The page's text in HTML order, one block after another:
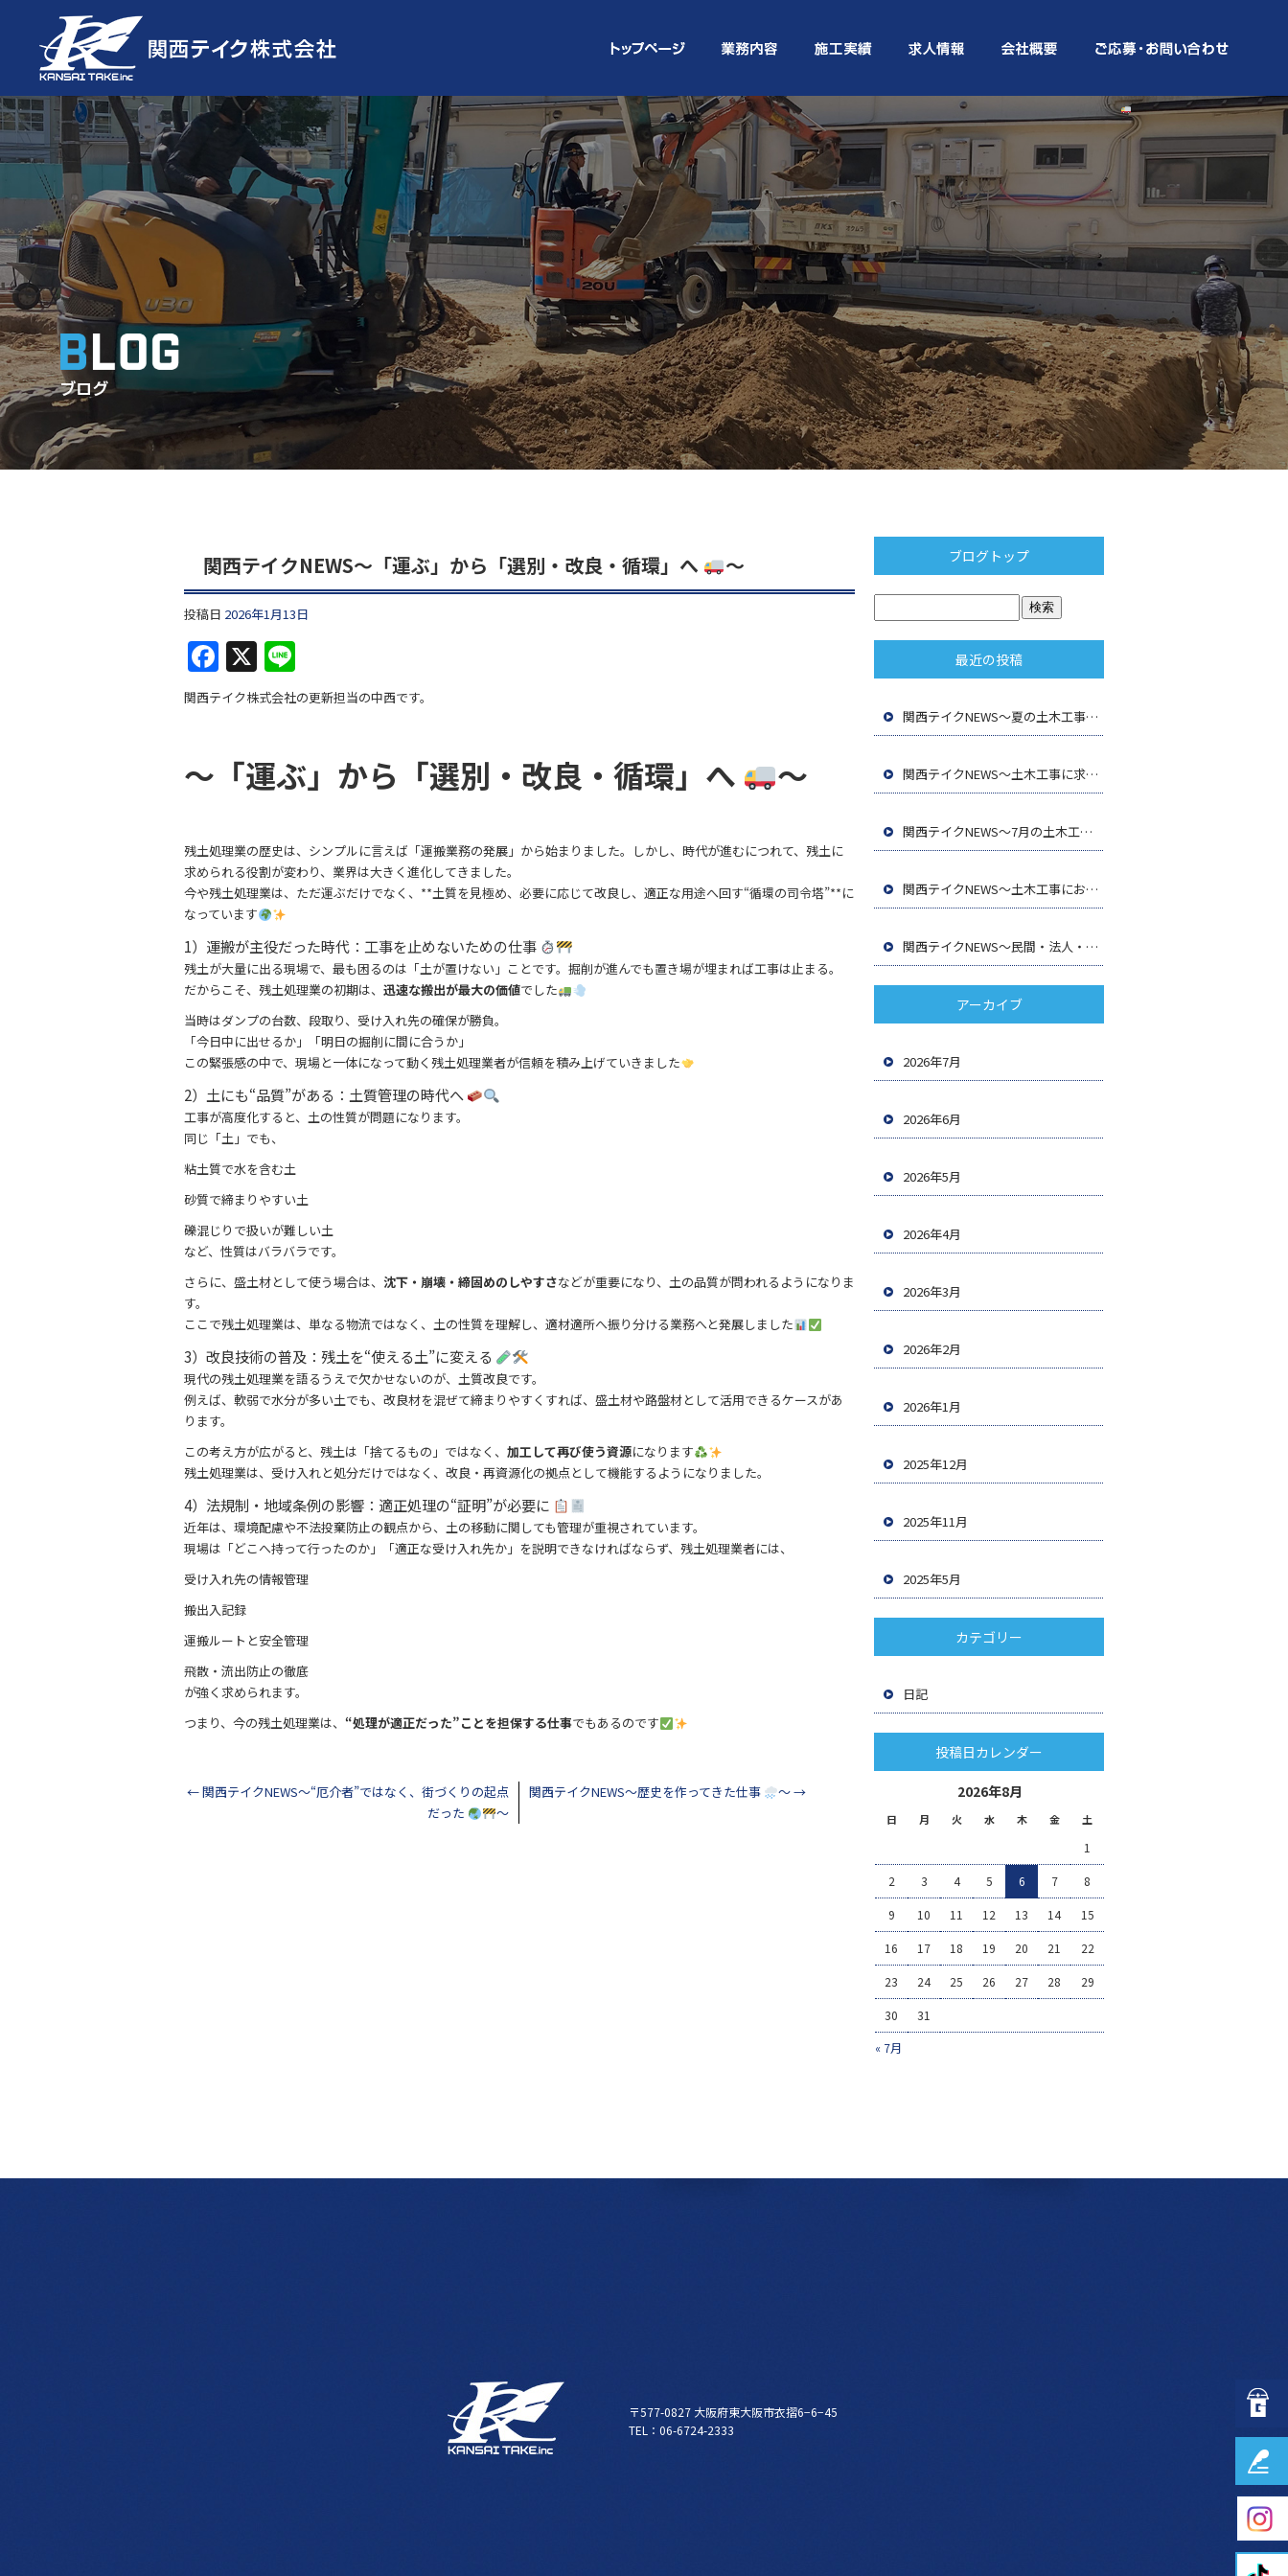
関西テイクNEWS～「運ぶ」から「選別・改良・循環」へ ～|関西テイク株式会社
関西テイクNEWS～「運ぶ」から「選別・改良・循環」へ ～
投稿日 2026年1月13日
F
a
c
e
b
o
k
X
n
e
関西テイク株式会社の更新担当の中西です。
～「運ぶ」から「選別・改良・循環」へ ～
残土処理業の歴史は、シンプルに言えば「運搬業務の発展」から始まりました。しかし、時代が進むにつれて、残土に
求められる役割が変わり、業界は大きく進化してきました。
今や残土処理業は、ただ運ぶだけでなく、**土質を見極め、必要に応じて改良し、適正な用途へ回す“循環の司令塔”**に
なっています
1）運搬が主役だった時代：工事を止めないための仕事
残土が大量に出る現場で、最も困るのは「土が置けない」ことです。掘削が進んでも置き場が埋まれば工事は止まる。
だからこそ、残土処理業の初期は、 迅速な搬出が最大の価値でした
当時はダンプの台数、段取り、受け入れ先の確保が勝負。
「今日中に出せるか」「明日の掘削に間に合うか」
この緊張感の中で、現場と一体になって動く残土処理業者が信頼を積み上げていきました
2）土にも“品質”がある：土質管理の時代へ
工事が高度化すると、土の性質が問題になります。
同じ「土」でも、
粘土質で水を含む土
砂質で締まりやすい土
礫混じりで扱いが難しい土
など、性質はバラバラです。
さらに、盛土材として使う場合は、 沈下・崩壊・締固めのしやすさなどが重要になり、土の品質が問われるようになりま
す。
ここで残土処理業は、単なる物流ではなく、土の性質を理解し、適材適所へ振り分ける業務へと発展しました
3）改良技術の普及：残土を“使える土”に変える
現代の残土処理業を語るうえで欠かせないのが、土質改良です。
例えば、軟弱で水分が多い土でも、改良材を混ぜて締まりやすくすれば、盛土材や路盤材として活用できるケースがあ
ります。
この考え方が広がると、残土は「捨てるもの」ではなく、 加工して再び使う資源になります
残土処理業は、受け入れと処分だけではなく、改良・再資源化の拠点として機能するようになりました。
4）法規制・地域条例の影響：適正処理の“証明”が必要に
近年は、環境配慮や不法投棄防止の観点から、土の移動に関しても管理が重視されています。
現場は「どこへ持って行ったのか」「適正な受け入れ先か」を説明できなければならず、残土処理業者には、
受け入れ先の情報管理
搬出入記録
運搬ルートと安全管理
飛散・流出防止の徹底
が強く求められます。
つまり、今の残土処理業は、 “処理が適正だった”ことを担保する仕事でもあるのです
←関西テイクNEWS～“厄介者”ではなく、街づくりの起点
だった
～
関西テイクNEWS～歴史を作ってきた仕事 ～→
ブログトップ
最近の投稿
関西テイクNEWS～夏の土木工事で大切な暑さ対策と施工管理
関西テイクNEWS～土木工事に求められる専門性とは
関西テイクNEWS～7月の土木工事で気をつけたいポイント
関西テイクNEWS～土木工事における安全管理の大切さ
関西テイクNEWS～民間・法人・行政から求められる～
アーカイブ
2026年7月
2026年6月
2026年5月
2026年4月
2026年3月
2026年2月
2026年1月
2025年12月
2025年11月
2025年5月
カテゴリー
日記
投稿日カレンダー
2026年8月
日 月 火 水 木 金 土
« 7月
1
2 3 4 5 6 7 8
9 10 11 12 13 14 15
16 17 18 19 20 21 22
23 24 25 26 27 28 29
30 31
〒577-0827 大阪府東大阪市衣摺6−6−45
TEL：06-6724-2333